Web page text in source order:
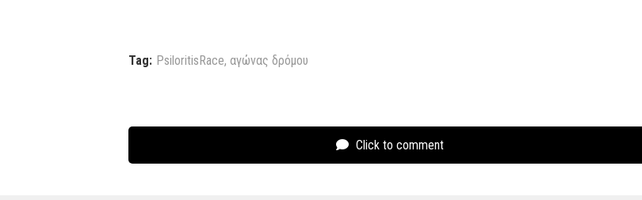
Tag: PsiloritisRace, αγώνας δρόμου
Click to comment